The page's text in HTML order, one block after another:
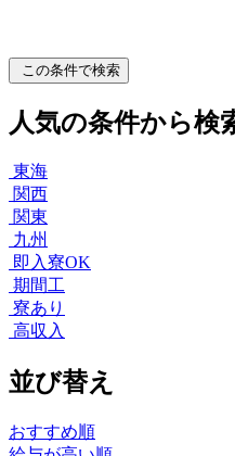
この条件で検索
人気の条件から検
東海
関西
関東
九州
即入寮OK
期間工
寮あり
高収入
並び替え
おすすめ順